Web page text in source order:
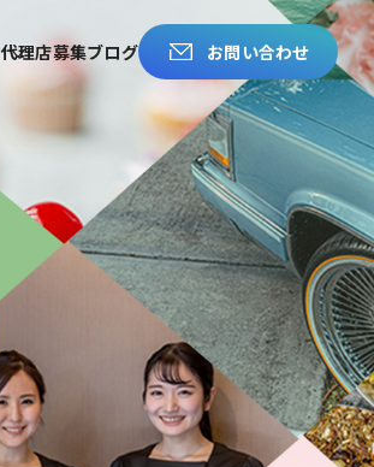
代理店募集ブログ お問い合わせ